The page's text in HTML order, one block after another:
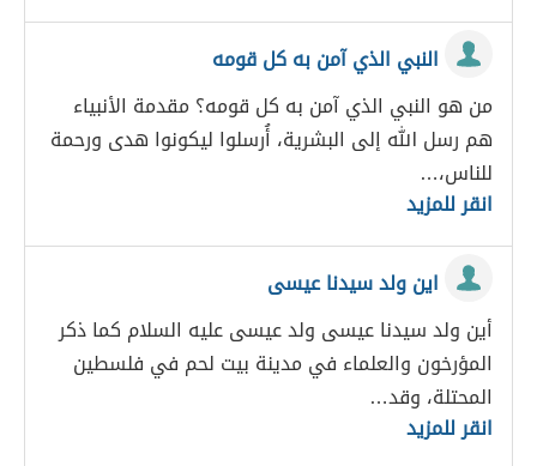
النبي الذي آمن به كل قومه
من هو النبي الذي آمن به كل قومه؟ مقدمة الأنبياء
هم رسل الله إلى البشرية، أُرسلوا ليكونوا هدى ورحمة
للناس،…
انقر للمزيد
اين ولد سيدنا عيسى
أين ولد سيدنا عيسى ولد عيسى عليه السلام كما ذكر
المؤرخون والعلماء في مدينة بيت لحم في فلسطين
المحتلة، وقد…
انقر للمزيد